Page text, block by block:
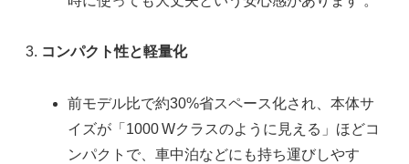
コンパクト性と軽量化
前モデル比で約30%省スペース化され、本体サ
イズが「1000 Wクラスのように見える」ほどコ
ンパクトで、車中泊などにも持ち運びしやす